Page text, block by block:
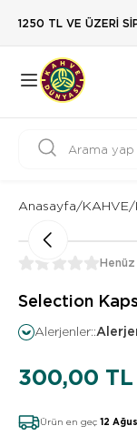
1250 TL VE ÜZERİ
Anasayfa/KAHVE/
Henüz
Selection
Alerjenler::
300,00 TL
Ürün en geç 12